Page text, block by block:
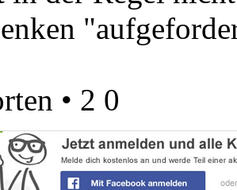
• 2 0